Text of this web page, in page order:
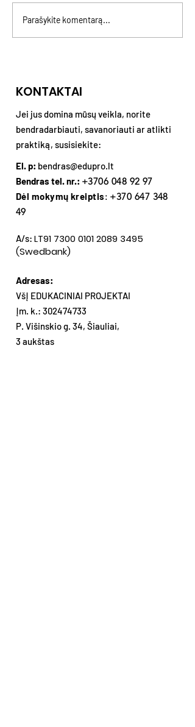
GENLINK: naujas kartų
projektas
Parašykite komentarą...
KONTAKTAI
Jei jus domina mūsų veikla, norite
bendradarbiauti, savanoriauti ar atlikti
praktiką, susisiekite:
El. p: bendras@edupro.lt
Bendras tel. nr.: +3706 048 92 97
Dėl mokymų kreiptis: +370 647 348
49
A/s: LT91 7300 0101 2089 3495
(Swedbank)
Adresas:
VšĮ EDUKACINIAI PROJEKTAI
Įm. k.: 302474733
P. Višinskio g. 34, Šiauliai,
3 aukštas